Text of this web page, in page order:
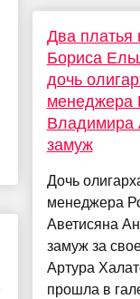
Два платья
Бориса
дочь
менеджера
Владимира
замуж
Дочь
менеджера
Аветисяна
замуж за
Артура
прошла в